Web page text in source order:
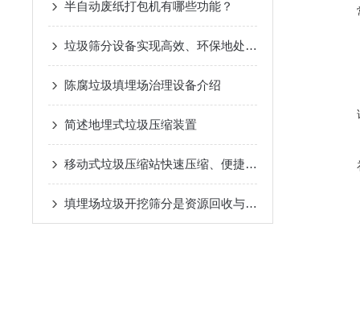
半自动废纸打包机有哪些功能？
垃圾筛分设备实现高效、环保地处理垃圾
陈腐垃圾填埋场治理设备介绍
简述地埋式垃圾压缩装置
移动式垃圾压缩站快速压缩、便捷运输，城市清洁的得力助手
填埋场垃圾开挖筛分是资源回收与土地再生的关键技术